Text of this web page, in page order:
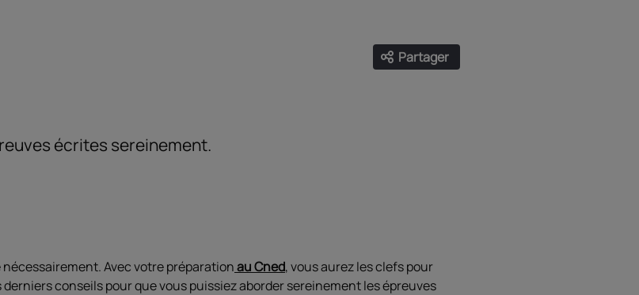
Partager
Ouvrir les liens de partage
écrites sereinement.
Avec votre préparationau Cned, vous aurez les clefs pour
conseils pour que vous puissiez aborder sereinement les épreuves